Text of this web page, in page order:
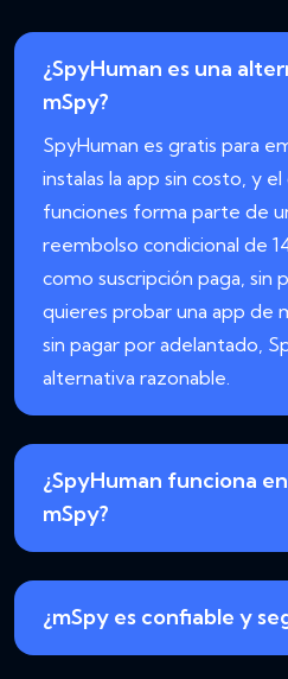
¿SpyHuman es una
mSpy?
SpyHuman es gratis para
instalas la app sin costo, y
funciones forma parte de
reembolso condicional de
como suscripción paga, sin
quieres probar una app de
sin pagar por adelantado,
alternativa razonable.
¿SpyHuman funciona
mSpy?
¿mSpy es confiable y